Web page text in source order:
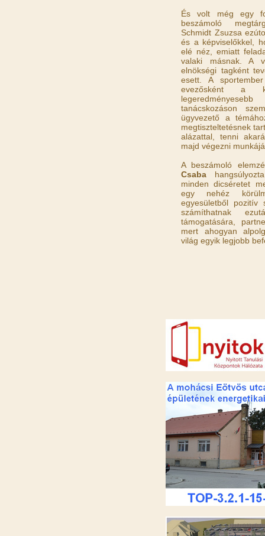
És volt még egy
beszámoló
Schmidt Zsuzsa
és a képviselőkkel,
elé néz, emiatt
valaki másnak. A
elnökségi tagként
esett. A
evezősként a
tanácskozáson
ügyvezető a
megtiszteltetésnek
alázattal, tenni
majd végezni
A beszámoló
Csaba
minden dicséretet
egy nehéz
egyesületből pozitív
számíthatnak
támogatására,
mert ahogyan
világ egyik legjobb